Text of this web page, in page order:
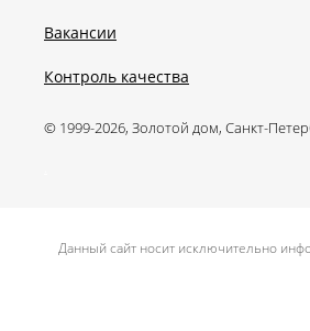
Вакансии
Контроль качества
© 1999-2026, Золотой дом, Санкт-
Данный сайт носит исключительно